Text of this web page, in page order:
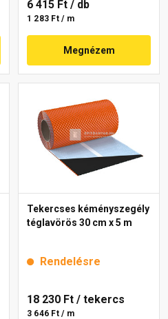
6 415 Ft / db
1 283 Ft / m
Megnézem
Tekercses kéményszegély
téglavörös 30 cm x 5 m
Rendelésre
18 230 Ft / tekercs
3 646 Ft / m